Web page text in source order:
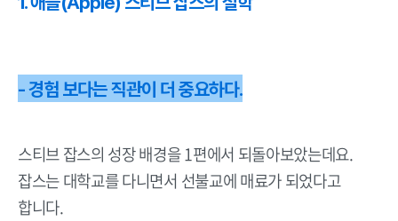
- 경험 보다는 직관이 더 중요하다.
스티브 잡스의 성장 배경을 1편에서 되돌아보았는데요.
잡스는 대학교를 다니면서 선불교에 매료가 되었다고
합니다.